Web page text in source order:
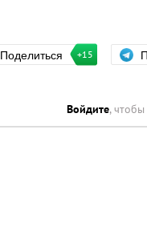
Поделиться +15
Войдите,